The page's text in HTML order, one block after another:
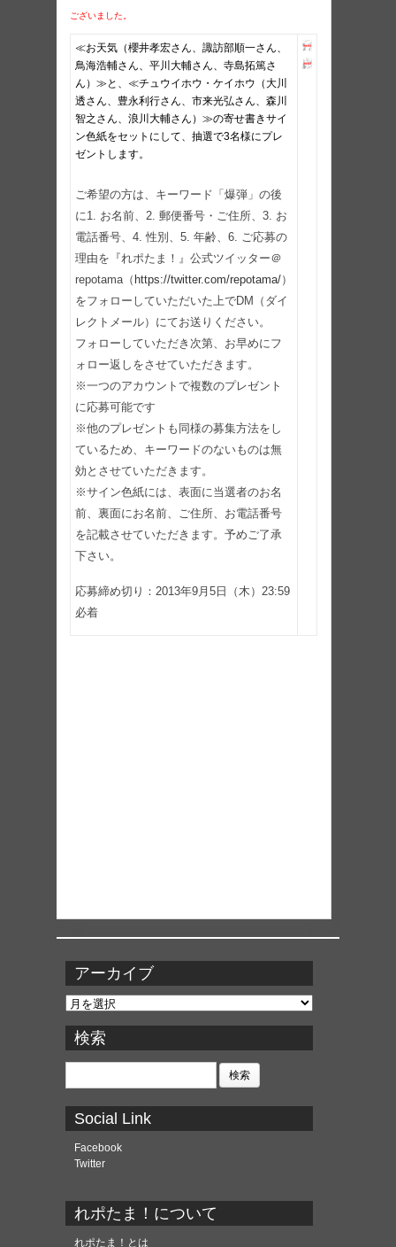
ございました。
≪お天気（櫻井孝宏さん、諏訪部順一さん、
鳥海浩輔さん、平川大輔さん、寺島拓篤さ
ん）≫と、≪チュウイホウ・ケイホウ（大川
透さん、豊永利行さん、市来光弘さん、森川
智之さん、浪川大輔さん）≫の寄せ書きサイ
ン色紙をセットにして、抽選で3名様にプレ
ゼントします。
ご希望の方は、キーワード「爆弾」の後
に1. お名前、2. 郵便番号・ご住所、3. お
電話番号、4. 性別、5. 年齢、6. ご応募の
理由を『れポたま！』公式ツイッター＠
repotama（ https://twitter.com/repotama/）
をフォローしていただいた上でDM（ダイ
レクトメール）にてお送りください。
フォローしていただき次第、お早めにフ
ォロー返しをさせていただきます。
※一つのアカウントで複数のプレゼント
に応募可能です
※他のプレゼントも同様の募集方法をし
ているため、キーワードのないものは無
効とさせていただきます。
※サイン色紙には、表面に当選者のお名
前、裏面にお名前、ご住所、お電話番号
を記載させていただきます。予めご了承
下さい。
応募締め切り：2013年9月5日（木）23:59
必着
アーカイブ
ア
カ
イ
ブ
検索
検
Social Link
Facebook
Twitter
れポたま！について
れポたま！とは